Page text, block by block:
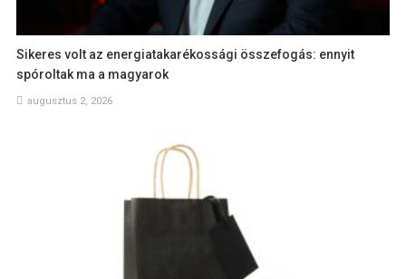
Sikeres volt az energiatakarékossági összefogás: ennyit
spóroltak ma a magyarok
augusztus 2, 2026